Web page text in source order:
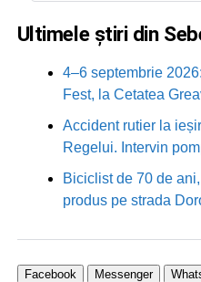
Ultimele știri din
4–6 septembrie
Fest, la Cetatea
Accident rutier la
Regelui. Intervin
Biciclist de 70 de
produs pe strada
Facebook Messenger